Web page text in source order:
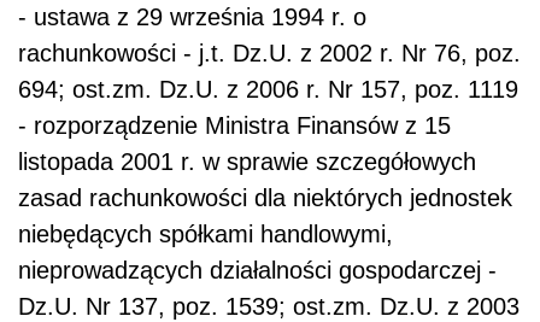
- ustawa z 29 września 1994 r. o
rachunkowości - j.t. Dz.U. z 2002 r. Nr 76, poz.
694; ost.zm. Dz.U. z 2006 r. Nr 157, poz. 1119
- rozporządzenie Ministra Finansów z 15
listopada 2001 r. w sprawie szczegółowych
zasad rachunkowości dla niektórych jednostek
niebędących spółkami handlowymi,
nieprowadzących działalności gospodarczej -
Dz.U. Nr 137, poz. 1539; ost.zm. Dz.U. z 2003